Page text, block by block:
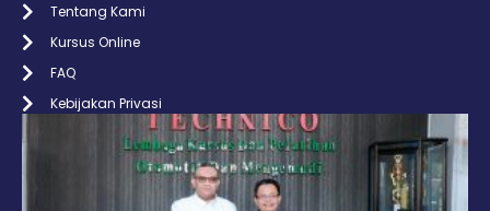
Tentang Kami
Kursus Online
FAQ
Kebijakan Privasi